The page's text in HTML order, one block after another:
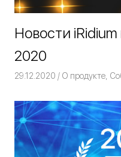
Новости
2020
29.12.2020 Команда
О продукте,